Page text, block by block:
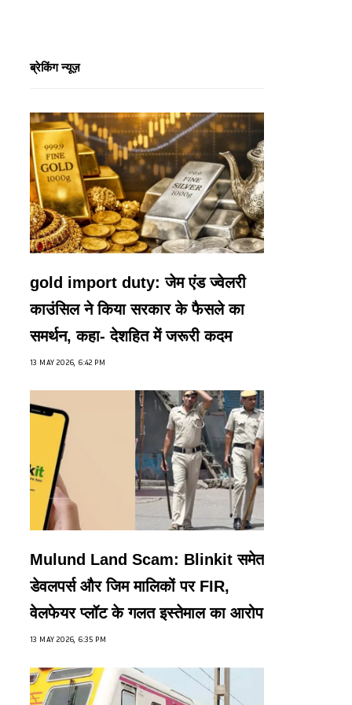
ब्रेकिंग न्यूज़
gold import duty: जेम एंड ज्वेलरी
काउंसिल ने किया सरकार के फैसले का
समर्थन, कहा- देशहित में जरूरी कदम
13 MAY 2026, 6:42 PM
Mulund Land Scam: Blinkit समेत
डेवलपर्स और जिम मालिकों पर FIR,
वेलफेयर प्लॉट के गलत इस्तेमाल का आरोप
13 MAY 2026, 6:35 PM